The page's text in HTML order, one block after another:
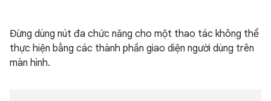
Đừng dùng nút đa chức năng cho một thao tác không thể
thực hiện bằng các thành phần giao diện người dùng trên
màn hình.